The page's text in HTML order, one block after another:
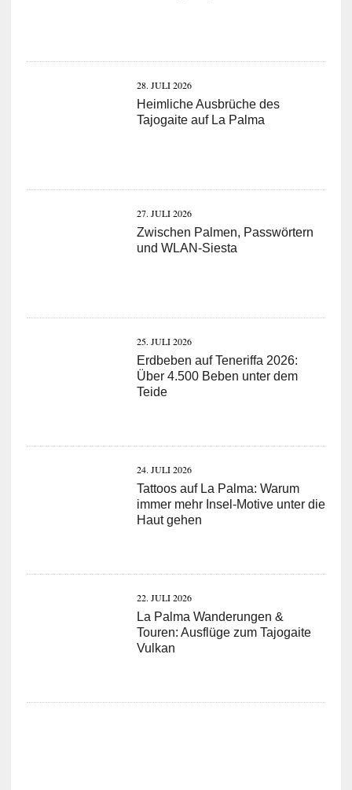
28. JULI 2026
Heimliche Ausbrüche des
Tajogaite auf La Palma
27. JULI 2026
Zwischen Palmen, Passwörtern
und WLAN-Siesta
25. JULI 2026
Erdbeben auf Teneriffa 2026:
Über 4.500 Beben unter dem
Teide
24. JULI 2026
Tattoos auf La Palma: Warum
immer mehr Insel-Motive unter die
Haut gehen
22. JULI 2026
La Palma Wanderungen &
Touren: Ausflüge zum Tajogaite
Vulkan